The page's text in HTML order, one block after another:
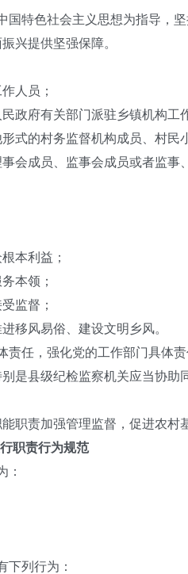
色社会主义思想为指导，
兴提供坚强保障。
人员；
府有关部门派驻乡镇机构工
的村务监督机构成员、村民
成员、监事会成员或者监事
本利益；
本领；
监督；
风易俗、建设文明乡风。
，强化党的工作部门具体责
是县级纪检监察机关应当协
责加强管理监督，促进农村
职责行为规范
：
列行为：